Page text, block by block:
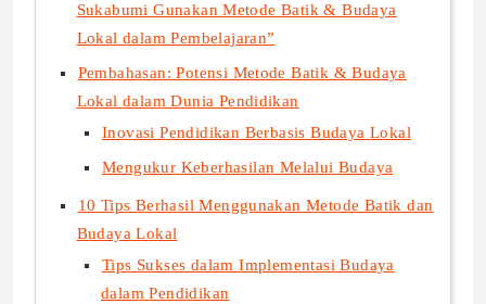
Sukabumi Gunakan Metode Batik & Budaya
Lokal dalam Pembelajaran”
Pembahasan: Potensi Metode Batik & Budaya
Lokal dalam Dunia Pendidikan
Inovasi Pendidikan Berbasis Budaya Lokal
Mengukur Keberhasilan Melalui Budaya
10 Tips Berhasil Menggunakan Metode Batik dan
Budaya Lokal
Tips Sukses dalam Implementasi Budaya
dalam Pendidikan